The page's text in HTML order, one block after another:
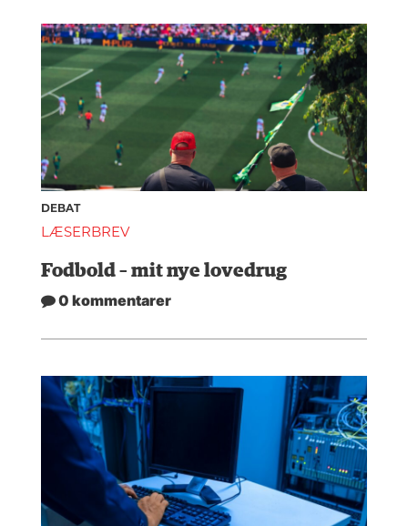
DEBAT
LÆSERBREV
Fodbold – mit nye lovedrug
0 kommentarer